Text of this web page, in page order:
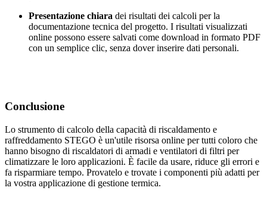
Presentazione chiara dei risultati dei calcoli per la
documentazione tecnica del progetto. I risultati visualizzati
online possono essere salvati come download in formato PDF
con un semplice clic, senza dover inserire dati personali.
Conclusione
Lo strumento di calcolo della capacità di riscaldamento e
raffreddamento STEGO è un'utile risorsa online per tutti coloro che
hanno bisogno di riscaldatori di armadi e ventilatori di filtri per
climatizzare le loro applicazioni. È facile da usare, riduce gli errori e
fa risparmiare tempo. Provatelo e trovate i componenti più adatti per
la vostra applicazione di gestione termica.